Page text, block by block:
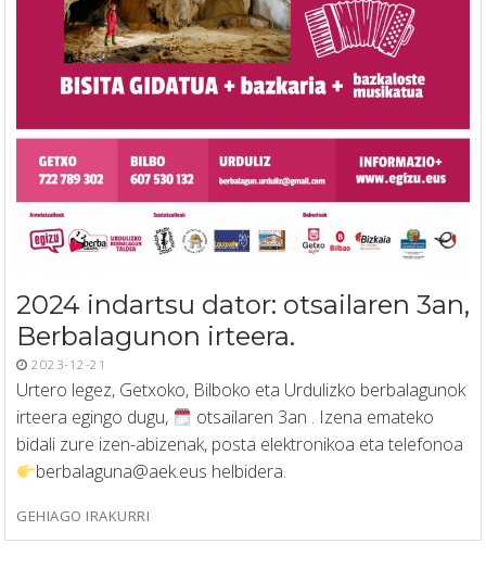
2024 indartsu dator: otsailaren 3an,
Berbalagunon irteera.
2023-12-21
Urtero legez, Getxoko, Bilboko eta Urdulizko berbalagunok
irteera egingo dugu,
otsailaren 3an . Izena emateko
bidali zure izen-abizenak, posta elektronikoa eta telefonoa
berbalaguna@aek.eus helbidera.
GEHIAGO IRAKURRI